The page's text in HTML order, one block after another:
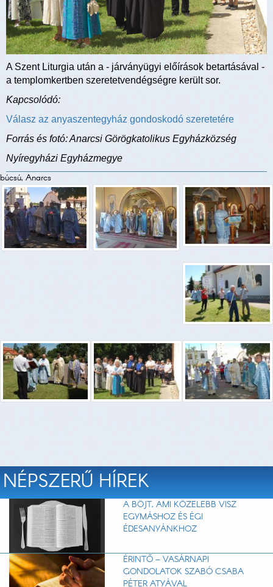
A Szent Liturgia után a - járványügyi előírások betartásával -
a templomkertben szeretetvendégségre került sor.
Kapcsolódó:
Válasz az anyaszentegyház gondoskodó szeretetére
Forrás és fotó: Anarcsi Görögkatolikus Egyházközség
Nyíregyházi Egyházmegye
búcsú, Anarcs
NÉPSZERŰ HÍREK
A BÖJT, AMI KÖZELEBB VISZ
EGYMÁSHOZ ÉS ÉGI
ÉDESANYÁNKHOZ
ÉRINTŐ – VASÁRNAPI
GONDOLATOK SZABÓ CSABA
PÉTER ATYÁVAL